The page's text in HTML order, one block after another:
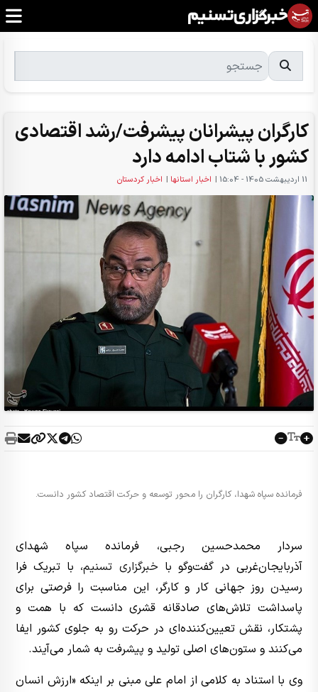
کارگران پیشرانان پیشرفت/رشد اقتصادی
کشور با شتاب ادامه دارد
11 ارديبهشت 1405 - 15:04 | اخبار استانها | اخبار کردستان
فرمانده سپاه شهدا، کارگران را محور توسعه و حرکت اقتصاد کشور دانست.
سردار محمدحسین رجبی، فرمانده سپاه شهدای
آذربایجان‌غربی در گفت‌وگو با خبرگزاری تسنیم، با تبریک فرا
رسیدن روز جهانی کار و کارگر، این مناسبت را فرصتی برای
پاسداشت تلاش‌های صادقانه قشری دانست که با همت و
پشتکار، نقش تعیین‌کننده‌ای در حرکت رو به جلوی کشور ایفا
می‌کنند و ستون‌های اصلی تولید و پیشرفت به شمار می‌آیند.
وی با استناد به کلامی از امام علی مبنی بر اینکه «ارزش انسان